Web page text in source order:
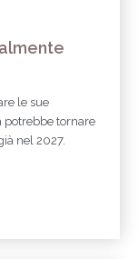
le sue
potrebbe tornare
nel 2027.